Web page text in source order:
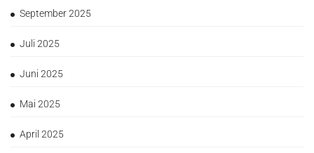
September 2025
Juli 2025
Juni 2025
Mai 2025
April 2025